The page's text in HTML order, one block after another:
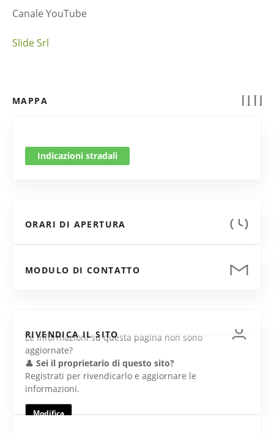
Canale YouTube
Slide Srl
MAPPA
Indicazioni stradali
ORARI DI APERTURA
MODULO DI CONTATTO
RIVENDICA IL SITO
Le informazioni su questa pagina non sono
aggiornate?
👤 Sei il proprietario di questo sito?
Registrati per rivendicarlo e aggiornare le
informazioni.
Modifica